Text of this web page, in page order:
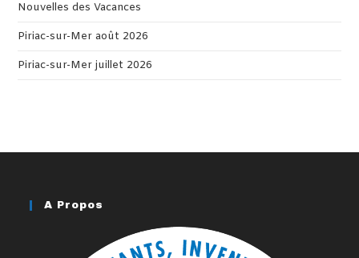
Nouvelles des Vacances
Piriac-sur-Mer août 2026
Piriac-sur-Mer juillet 2026
A Propos